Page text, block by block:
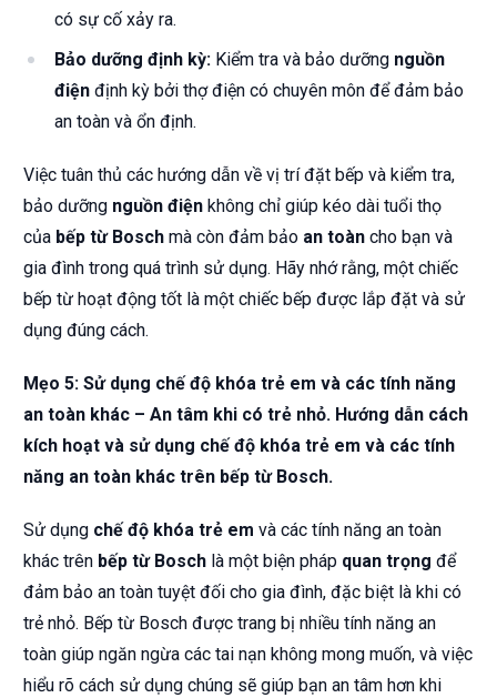
có sự cố xảy ra.
Bảo dưỡng định kỳ: Kiểm tra và bảo dưỡng nguồn
điện định kỳ bởi thợ điện có chuyên môn để đảm bảo
an toàn và ổn định.
Việc tuân thủ các hướng dẫn về vị trí đặt bếp và kiểm tra,
bảo dưỡng nguồn điện không chỉ giúp kéo dài tuổi thọ
của bếp từ Bosch mà còn đảm bảo an toàn cho bạn và
gia đình trong quá trình sử dụng. Hãy nhớ rằng, một chiếc
bếp từ hoạt động tốt là một chiếc bếp được lắp đặt và sử
dụng đúng cách.
Mẹo 5: Sử dụng chế độ khóa trẻ em và các tính năng
an toàn khác – An tâm khi có trẻ nhỏ. Hướng dẫn cách
kích hoạt và sử dụng chế độ khóa trẻ em và các tính
năng an toàn khác trên bếp từ Bosch.
Sử dụng chế độ khóa trẻ em và các tính năng an toàn
khác trên bếp từ Bosch là một biện pháp quan trọng để
đảm bảo an toàn tuyệt đối cho gia đình, đặc biệt là khi có
trẻ nhỏ. Bếp từ Bosch được trang bị nhiều tính năng an
toàn giúp ngăn ngừa các tai nạn không mong muốn, và việc
hiểu rõ cách sử dụng chúng sẽ giúp bạn an tâm hơn khi